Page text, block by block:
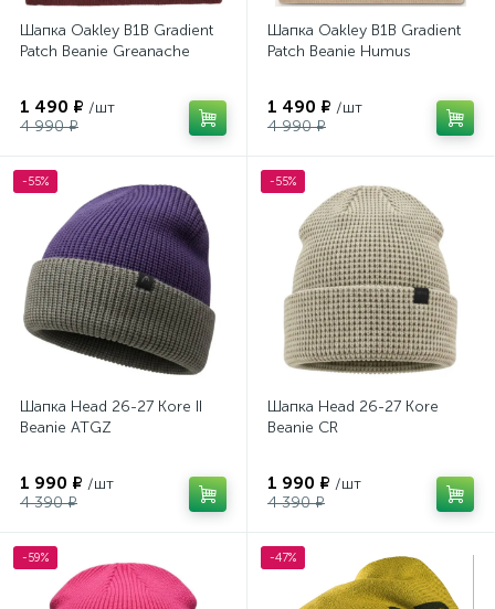
Шапка Oakley B1B Gradient
Patch Beanie Greanache
1 490 ₽ /шт
4 990 ₽
Шапка Oakley B1B Gradient
Patch Beanie Humus
1 490 ₽ /шт
4 990 ₽
-55%
Шапка Head 26-27 Kore II
Beanie ATGZ
1 990 ₽ /шт
4 390 ₽
-55%
Шапка Head 26-27 Kore
Beanie CR
1 990 ₽ /шт
4 390 ₽
-59% -47%